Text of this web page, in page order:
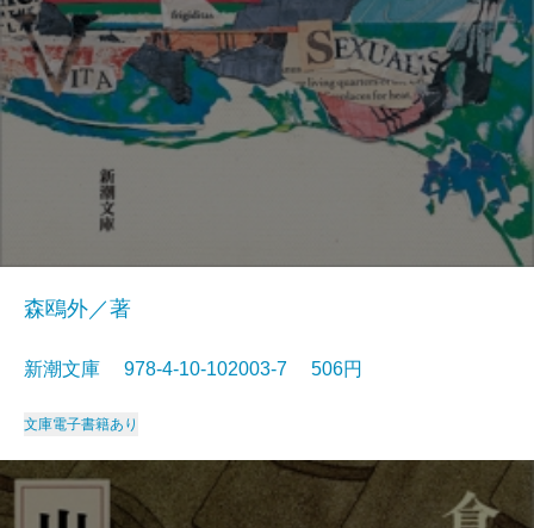
森鴎外／著
新潮文庫 978-4-10-102003-7 506円
文庫電子書籍あり